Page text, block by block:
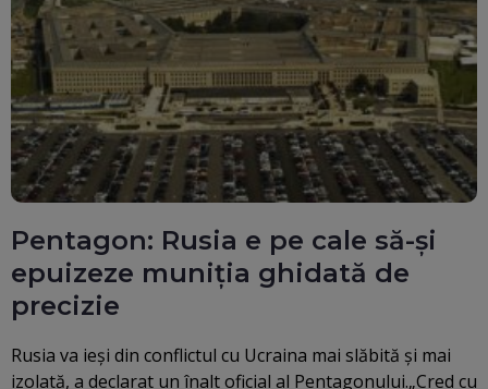
Pentagon: Rusia e pe cale să-şi
epuizeze muniţia ghidată de
precizie
Rusia va ieşi din conflictul cu Ucraina mai slăbită şi mai
izolată, a declarat un înalt oficial al Pentagonului.„Cred cu